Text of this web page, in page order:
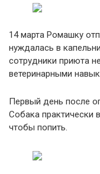
14 марта Ромашку
нуждалась в
сотрудники приюта
ветеринарными
Первый день после
Собака практически
чтобы попить.